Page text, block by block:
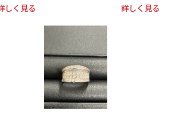
しく見る 詳しく見る